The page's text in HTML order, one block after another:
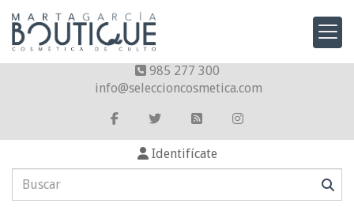
985 277 300
info
seleccioncosmetica.com
Identifícate